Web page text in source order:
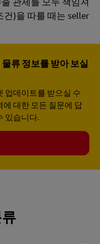
건)을 따를 때는 seller
류 정보를 받아 보실
업데이트를 받으실 수
대한 모든 질문에 답
있습니다.